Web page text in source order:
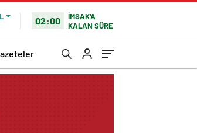
02:00
İMSAK'A
KALAN SÜRE